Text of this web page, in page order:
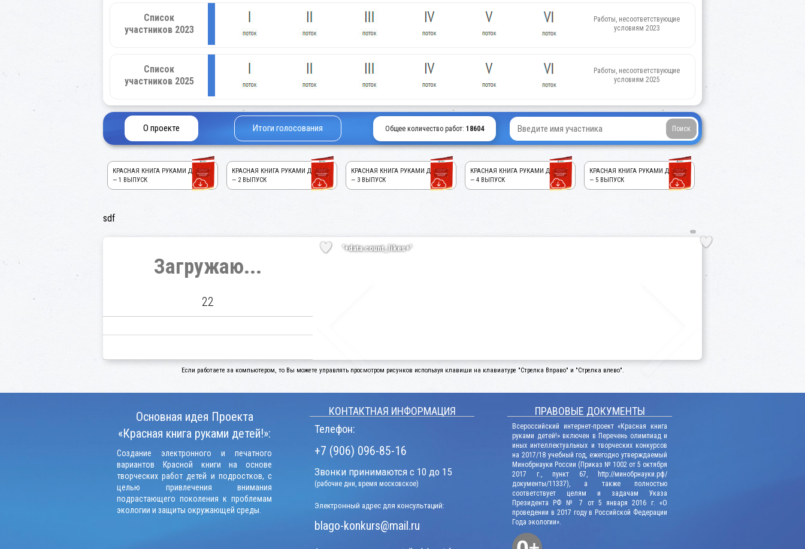
Список
участников 2023
Работы, несоответствующие
условиям 2023
Список
участников 2025
Работы, несоответствующие
условиям 2025
О проекте Итоги голосования Общее количество работ: 18604
КРАСНАЯ КНИГА РУКАМИ ДЕТЕЙ!
— 1 ВЫПУСК
КРАСНАЯ КНИГА РУКАМИ ДЕТЕЙ!
— 2 ВЫПУСК
КРАСНАЯ КНИГА РУКАМИ ДЕТЕЙ!
— 3 ВЫПУСК
КРАСНАЯ КНИГА РУКАМИ ДЕТЕЙ!
— 4 ВЫПУСК
КРАСНАЯ КНИГА РУКАМИ ДЕТЕЙ!
— 5 ВЫПУСК
sdf
Загружаю...
22
'+data.count_likes+'
Если работаете за компьютером, то Вы можете управлять просмотром рисунков используя клавиши на клавиатуре "Стрелка Вправо" и "Стрелка влево".
Основная идея Проекта
«Красная книга руками детей!»:
Создание электронного и печатного
вариантов Красной книги на основе
творческих работ детей и подростков, с
целью привлечения внимания
подрастающего поколения к проблемам
экологии и защиты окружающей среды.
КОНТАКТНАЯ ИНФОРМАЦИЯ
Телефон:
+7 (906) 096-85-16
Звонки принимаются с 10 до 15
(рабочие дни, время московское)
Электронный адрес для консультаций:
blago-konkurs@mail.ru
ПРАВОВЫЕ ДОКУМЕНТЫ
Всероссийский интернет-проект «Красная книга
руками детей!» включен в Перечень олимпиад и
иных интеллектуальных и творческих конкурсов
на 2017/18 учебный год, ежегодно утверждаемый
Минобрнауки России (Приказ № 1002 от 5 октября
2017 г., пункт 67, http://минобрнауки.рф/
документы/11337), а также полностью
соответствует целям и задачам Указа
Президента РФ № 7 от 5 января 2016 г. «О
проведении в 2017 году в Российской Федерации
Года экологии».